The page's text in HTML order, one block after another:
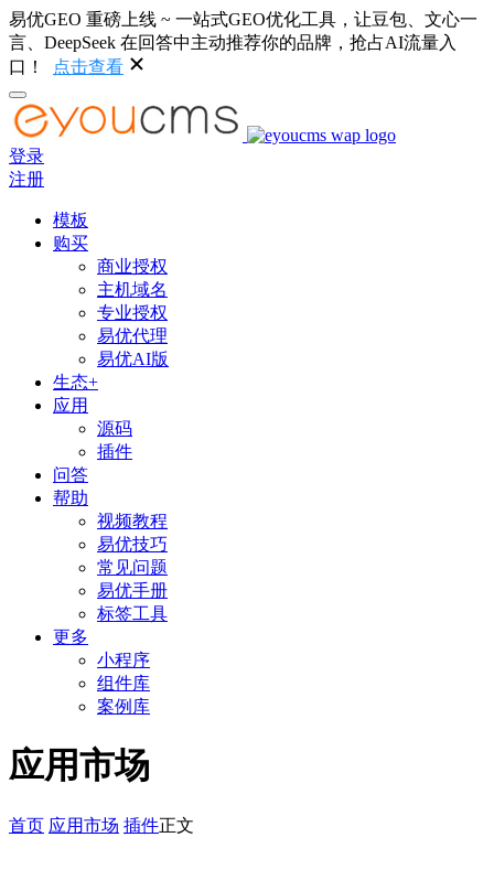
易优GEO 重磅上线 ~ 一站式GEO优化工具，让豆包、文心一
言、DeepSeek 在回答中主动推荐你的品牌，抢占AI流量入
口！
点击查看
登录
注册
模板
购买
商业授权
主机域名
专业授权
易优代理
易优AI版
生态+
应用
源码
插件
问答
帮助
视频教程
易优技巧
常见问题
易优手册
标签工具
更多
小程序
组件库
案例库
应用市场
首页 应用市场 插件正文